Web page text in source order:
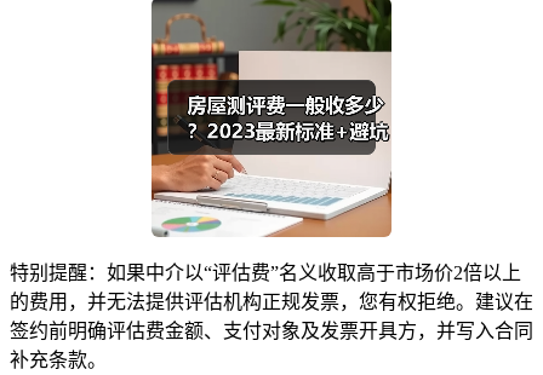
特别提醒：如果中介以“评估费”名义收取高于市场价2倍以上
的费用，并无法提供评估机构正规发票，您有权拒绝。建议在
签约前明确评估费金额、支付对象及发票开具方，并写入合同
补充条款。